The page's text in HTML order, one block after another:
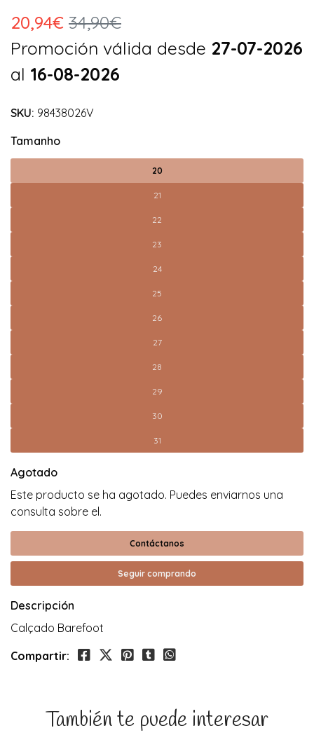
20,94€ 34,90€
Promoción válida desde 27-07-2026
al 16-08-2026
SKU: 98438026V
Tamanho
20
21
22
23
24
25
26
27
28
29
30
31
Agotado
Este producto se ha agotado. Puedes enviarnos una
consulta sobre el.
Contáctanos
Seguir comprando
Descripción
Calçado Barefoot
Compartir:
También te puede interesar